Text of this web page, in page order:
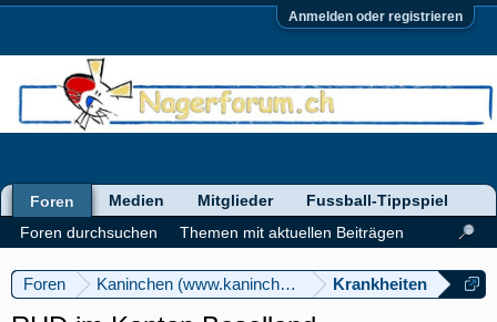
Anmelden oder registrieren
Foren Kaninchen (www.kaninchenforum.ch)Krankheiten
Foren
Foren durchsuchen
Themen mit aktuellen Beiträgen
Medien Mitglieder Fussball-Tippspiel